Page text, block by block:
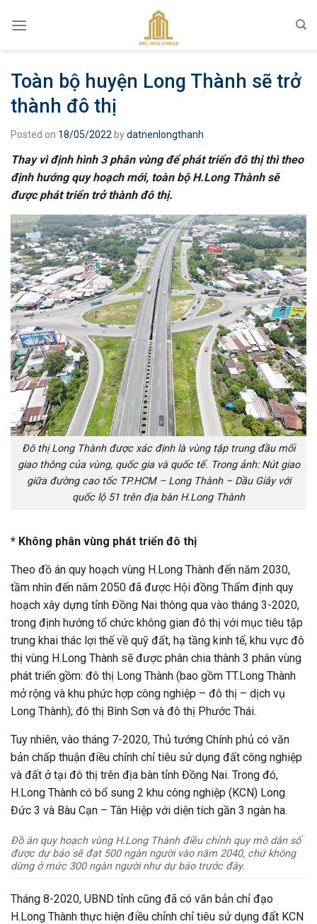
Toàn bộ huyện Long Thành sẽ trở
thành đô thị
Posted on 18/05/2022 bydatnenlongthanh
Thay vì định hình 3 phân vùng để phát triển đô thị thì theo
định hướng quy hoạch mới, toàn bộ H.Long Thành sẽ
được phát triển trở thành đô thị.
Đô thị Long Thành được xác định là vùng tập trung đầu mối
giao thông của vùng, quốc gia và quốc tế. Trong ảnh: Nút giao
giữa đường cao tốc TP.HCM – Long Thành – Dầu Giây với
quốc lộ 51 trên địa bàn H.Long Thành
* Không phân vùng phát triển đô thị
Theo đồ án quy hoạch vùng H.Long Thành đến năm 2030,
tầm nhìn đến năm 2050 đã được Hội đồng Thẩm định quy
hoạch xây dựng tỉnh Đồng Nai thông qua vào tháng 3-2020,
trong định hướng tổ chức không gian đô thị với mục tiêu tập
trung khai thác lợi thế về quỹ đất, hạ tầng kinh tế, khu vực đô
thị vùng H.Long Thành sẽ được phân chia thành 3 phân vùng
phát triển gồm: đô thị Long Thành (bao gồm TT.Long Thành
mở rộng và khu phức hợp công nghiệp – đô thị – dịch vụ
Long Thành); đô thị Bình Sơn và đô thị Phước Thái.
Tuy nhiên, vào tháng 7-2020, Thủ tướng Chính phủ có văn
bản chấp thuận điều chỉnh chỉ tiêu sử dụng đất công nghiệp
và đất ở tại đô thị trên địa bàn tỉnh Đồng Nai. Trong đó,
H.Long Thành có bổ sung 2 khu công nghiệp (KCN) Long
Đức 3 và Bàu Cạn – Tân Hiệp với diện tích gần 3 ngàn ha.
Đồ án quy hoạch vùng H.Long Thành điều chỉnh quy mô dân số
được dự báo sẽ đạt 500 ngàn người vào năm 2040, chứ không
dừng ở mức 300 ngàn người như dự báo trước đây.
Tháng 8-2020, UBND tỉnh cũng đã có văn bản chỉ đạo
H.Long Thành thực hiện điều chỉnh chỉ tiêu sử dụng đất KCN